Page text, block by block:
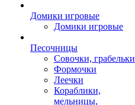
Домики игровые
Домики игровые
Песочницы
Совочки, грабельки
Формочки
Леечки
Кораблики,
мельницы,